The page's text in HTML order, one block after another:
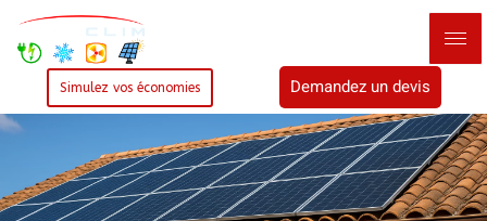
Simulez vos économies Demandez un devis